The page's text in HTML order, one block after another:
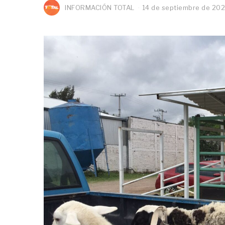
INFORMACIÓN TOTAL 14 de septiembre de